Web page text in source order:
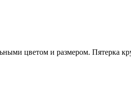
цветом и размером. Пятерка